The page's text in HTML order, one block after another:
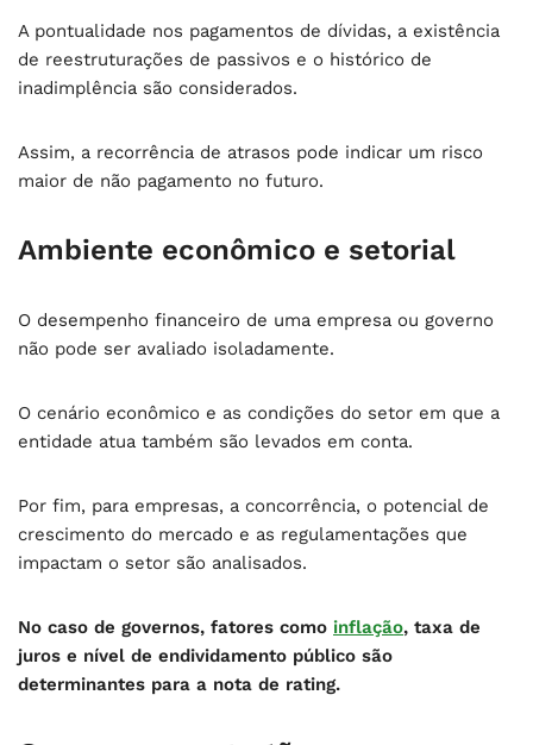
A pontualidade nos pagamentos de dívidas, a existência
de reestruturações de passivos e o histórico de
inadimplência são considerados.
Assim, a recorrência de atrasos pode indicar um risco
maior de não pagamento no futuro.
Ambiente econômico e setorial
O desempenho financeiro de uma empresa ou governo
não pode ser avaliado isoladamente.
O cenário econômico e as condições do setor em que a
entidade atua também são levados em conta.
Por fim, para empresas, a concorrência, o potencial de
crescimento do mercado e as regulamentações que
impactam o setor são analisados.
No caso de governos, fatores como inflação, taxa de
juros e nível de endividamento público são
determinantes para a nota de rating.